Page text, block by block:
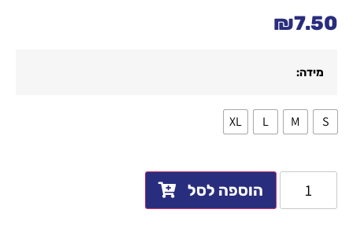
₪7.50
מידה:
S
M
L
XL
הוספה לסל